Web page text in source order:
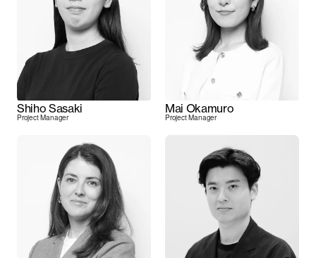
Shiho Sasaki
Project Manager
Mai Okamuro
Project Manager